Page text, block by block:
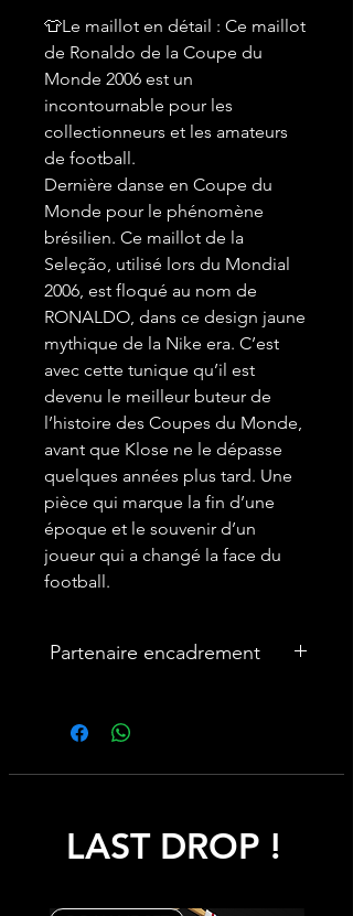
👕Le maillot en détail : Ce maillot
de Ronaldo de la Coupe du
Monde 2006 est un
incontournable pour les
collectionneurs et les amateurs
de football.
Dernière danse en Coupe du
Monde pour le phénomène
brésilien. Ce maillot de la
Seleção, utilisé lors du Mondial
2006, est floqué au nom de
RONALDO, dans ce design jaune
mythique de la Nike era. C’est
avec cette tunique qu’il est
devenu le meilleur buteur de
l’histoire des Coupes du Monde,
avant que Klose ne le dépasse
quelques années plus tard. Une
pièce qui marque la fin d’une
époque et le souvenir d’un
joueur qui a changé la face du
football.
Partenaire encadrement
🎨Vous souhaitez encadrer votre
maillot ? Nous avons un partenariat
My Goat propose des cadres pour
maillot de foot personnalisables avec
rapidement et facilement pour un
LAST DROP !